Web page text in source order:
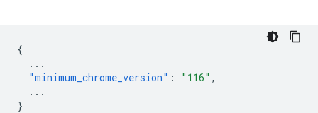
{
...
"minimum_chrome_version" : "116" ,
...
}